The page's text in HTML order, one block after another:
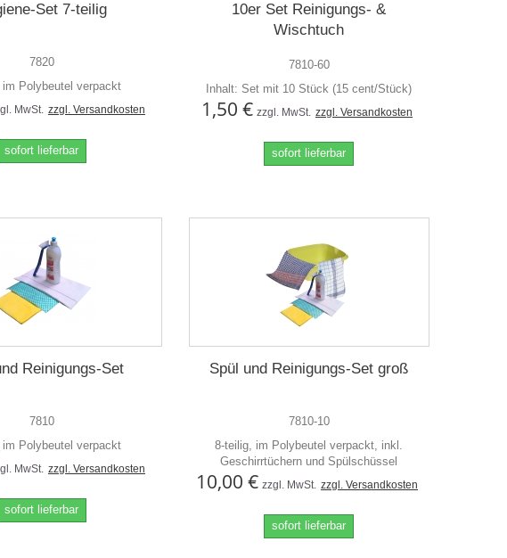
Set 7-teilig
7820
im Polybeutel verpackt
MwSt. zzgl. Versandkosten
sofort lieferbar
10er Set Reinigungs- &
Wischtuch
7810-60
Inhalt: Set mit 10 Stück (15 cent/Stück)
1,50 € zzgl. MwSt. zzgl. Versandkosten
sofort lieferbar
Reinigungs-Set
7810
im Polybeutel verpackt
MwSt. zzgl. Versandkosten
sofort lieferbar
Spül und Reinigungs-Set groß
7810-10
8-teilig, im Polybeutel verpackt, inkl.
Geschirrtüchern und Spülschüssel
10,00 € zzgl. MwSt. zzgl. Versandkosten
sofort lieferbar